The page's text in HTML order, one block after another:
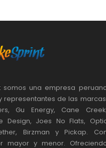
somos una empresa
representantes de las
Gu Energy, Cane
Design, Joes No Flats,
Birzman y Pickap.
mayor y menor.